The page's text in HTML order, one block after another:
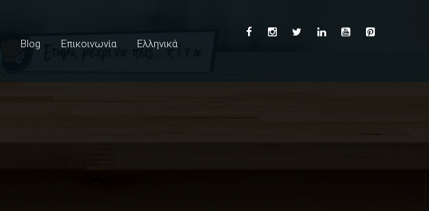
Blog Επικοινωνία Ελληνικά